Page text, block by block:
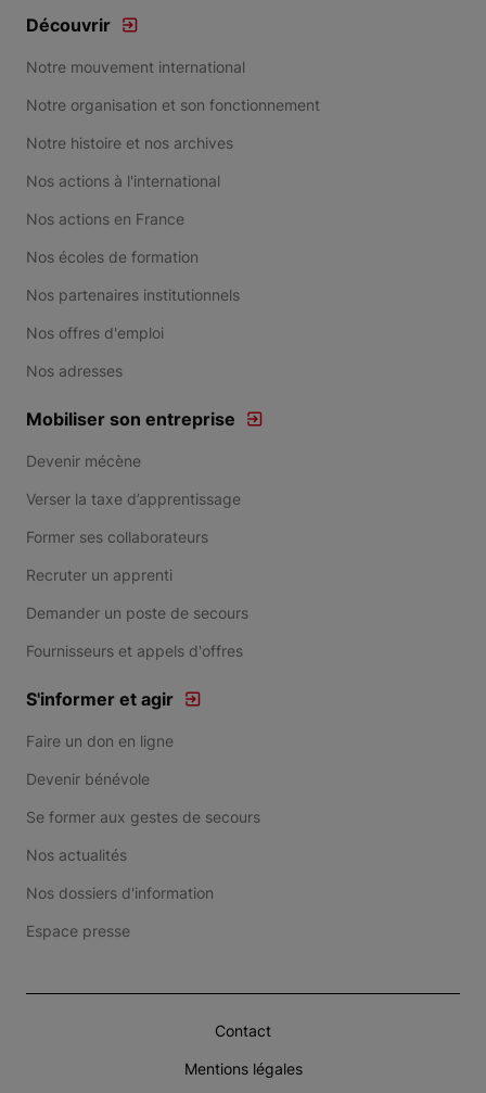
Découvrir
Notre mouvement international
Notre organisation et son fonctionnement
Notre histoire et nos archives
Nos actions à l'international
Nos actions en France
Nos écoles de formation
Nos partenaires institutionnels
Nos offres d'emploi
Nos adresses
Mobiliser son entreprise
Devenir mécène
Verser la taxe d’apprentissage
Former ses collaborateurs
Recruter un apprenti
Demander un poste de secours
Fournisseurs et appels d'offres
S'informer et agir
Faire un don en ligne
Devenir bénévole
Se former aux gestes de secours
Nos actualités
Nos dossiers d'information
Espace presse
Contact
Mentions légales